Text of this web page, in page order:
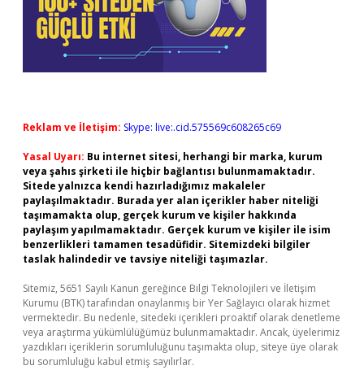
Reklam ve İletişim: Skype: live:.cid.575569c608265c69
Yasal Uyarı: Bu internet sitesi, herhangi bir marka, kurum
veya şahıs şirketi ile hiçbir bağlantısı bulunmamaktadır.
Sitede yalnızca kendi hazırladığımız makaleler
paylaşılmaktadır. Burada yer alan içerikler haber niteliği
taşımamakta olup, gerçek kurum ve kişiler hakkında
paylaşım yapılmamaktadır. Gerçek kurum ve kişiler ile isim
benzerlikleri tamamen tesadüfidir. Sitemizdeki bilgiler
taslak halindedir ve tavsiye niteliği taşımazlar.
Sitemiz, 5651 Sayılı Kanun gereğince Bilgi Teknolojileri ve İletişim
Kurumu (BTK) tarafından onaylanmış bir Yer Sağlayıcı olarak hizmet
vermektedir. Bu nedenle, sitedeki içerikleri proaktif olarak denetleme
veya araştırma yükümlülüğümüz bulunmamaktadır. Ancak, üyelerimiz
yazdıkları içeriklerin sorumluluğunu taşımakta olup, siteye üye olarak
bu sorumluluğu kabul etmiş sayılırlar.